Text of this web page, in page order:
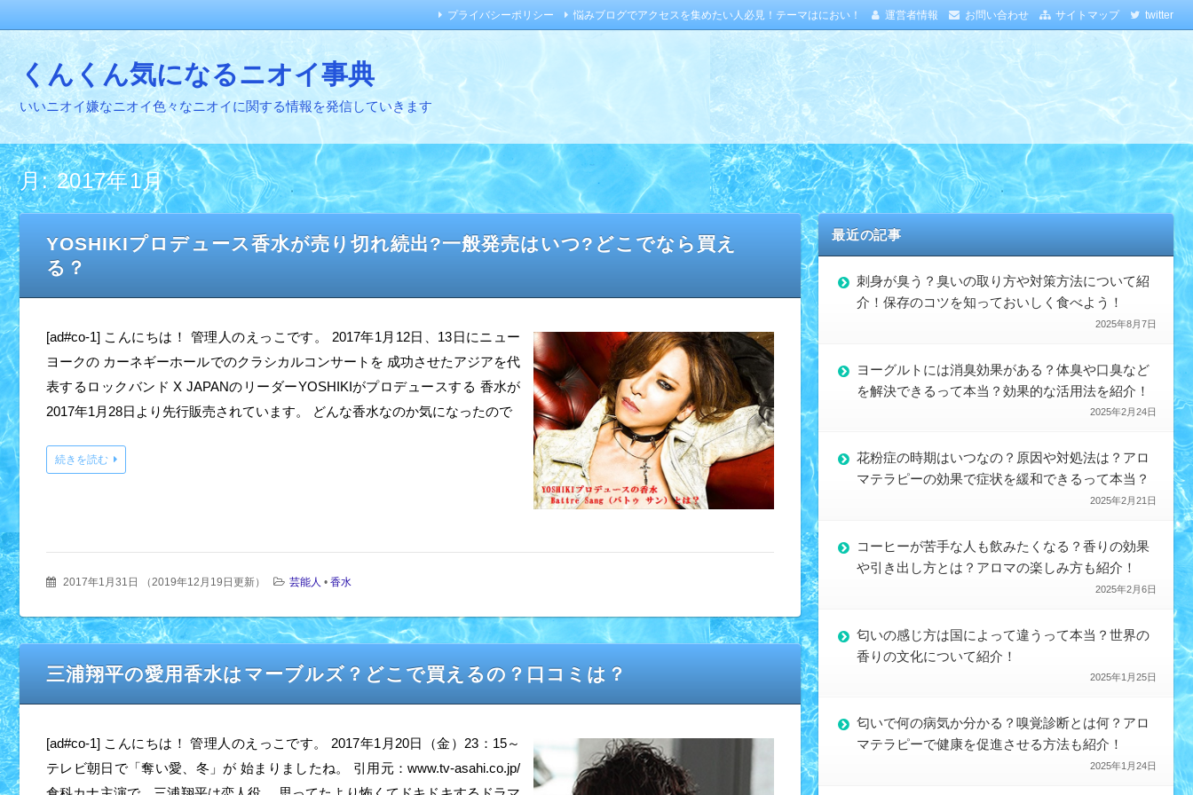
運営者情報 お問い合わせ サイトマップ twitter
プライバシーポリシー 悩みブログでアクセスを集めたい人必見！テーマはにおい！
くんくん気になるニオイ事典
いいニオイ嫌なニオイ色々なニオイに関する情報を発信していきます
月:2017年1月
YOSHIKIプロデュース香水が売り切れ続出?一般発売はいつ?どこでなら買え
る？
[ad#co-1] こんにちは！ 管理人のえっこです。 2017年1月12日、13日にニュー
ヨークの カーネギーホールでのクラシカルコンサートを 成功させたアジアを代
表するロックバンド X JAPANのリーダーYOSHIKIがプロデュースする 香水が
2017年1月28日より先行販売されています。 どんな香水なのか気になったので
続きを読む
2017年1月31日 （2019年12月19日更新） 芸能人 • 香水
三浦翔平の愛用香水はマーブルズ？どこで買えるの？口コミは？
[ad#co-1] こんにちは！ 管理人のえっこです。 2017年1月20日（金）23：15～
テレビ朝日で「奪い愛、冬」が 始まりましたね。 引用元：www.tv-asahi.co.jp/
最近の記事
刺身が臭う？臭いの取り方や対策方法について紹
介！保存のコツを知っておいしく食べよう！
2025年8月7日
ヨーグルトには消臭効果がある？体臭や口臭など
を解決できるって本当？効果的な活用法を紹介！
2025年2月24日
花粉症の時期はいつなの？原因や対処法は？アロ
マテラピーの効果で症状を緩和できるって本当？
2025年2月21日
コーヒーが苦手な人も飲みたくなる？香りの効果
や引き出し方とは？アロマの楽しみ方も紹介！
2025年2月6日
匂いの感じ方は国によって違うって本当？世界の
香りの文化について紹介！
2025年1月25日
匂いで何の病気か分かる？嗅覚診断とは何？アロ
マテラピーで健康を促進させる方法も紹介！
2025年1月24日